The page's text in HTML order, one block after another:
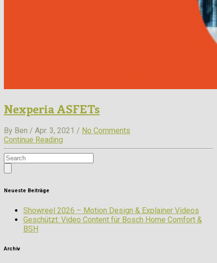
Nexperia ASFETs
By Ben / Apr. 3, 2021 / No Comments
Continue Reading
Neueste Beiträge
Showreel 2026 – Motion Design & Explainer Videos
Geschützt: Video Content für Bosch Home Comfort &
BSH
Archiv